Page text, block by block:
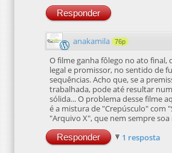
Responder
anakamila 76p
O filme ganha fôlego no ato final,
legal e promissor, no sentido de
sequências. Acho que, se a
trabalhada, pode até resultar
sólida... O problema desse filme
é a mistura de "Crepúsculo" com
"Arquivo X", que nem sempre soa
Responder 1 resposta